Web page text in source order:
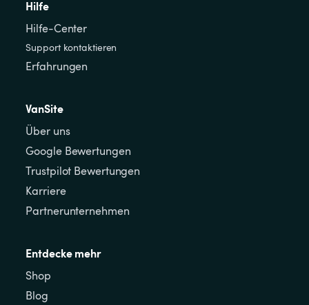
Hilfe
Hilfe-Center
Support kontaktieren
Erfahrungen
VanSite
Über uns
Google Bewertungen
Trustpilot Bewertungen
Karriere
Partnerunternehmen
Entdecke mehr
Shop
Blog